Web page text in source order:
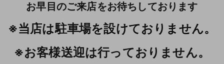
お早目のご来店をお待ちしております
※当店は駐車場を設けておりません。
※お客様送迎は行っておりません。